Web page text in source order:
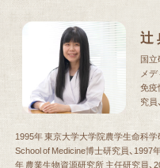
辻
国
メ
免疫
究員
1995年 東京大学大学院農学生命科
School of Medicine博士研究員、1997
年 農業生物資源研究所 主任研究員